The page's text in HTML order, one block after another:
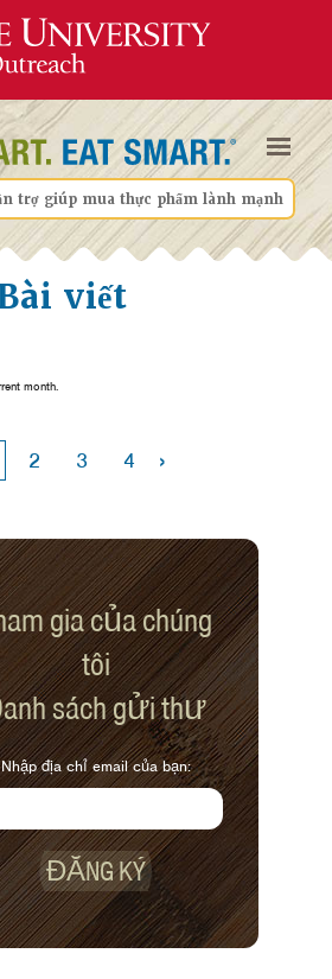
trợ giúp mua thực phẩm lành mạnh
viết
month.
2 3 4 ›
gia của chúng
tôi
sách gửi thư
Nhập địa chỉ email của bạn:
ĐĂNG KÝ